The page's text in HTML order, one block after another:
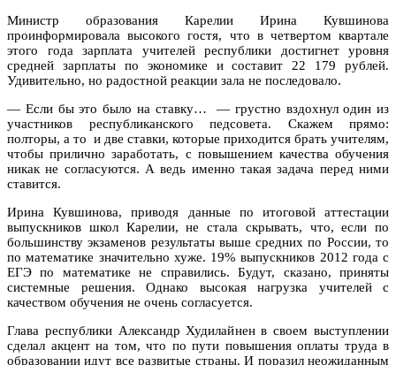
Министр образования Карелии Ирина Кувшинова
проинформировала высокого гостя, что в четвертом квартале
этого года зарплата учителей республики достигнет уровня
средней зарплаты по экономике и составит 22 179 рублей.
Удивительно, но радостной реакции зала не последовало.
— Если бы это было на ставку… — грустно вздохнул один из
участников республиканского педсовета. Скажем прямо:
полторы, а то и две ставки, которые приходится брать учителям,
чтобы прилично заработать, с повышением качества обучения
никак не согласуются. А ведь именно такая задача перед ними
ставится.
Ирина Кувшинова, приводя данные по итоговой аттестации
выпускников школ Карелии, не стала скрывать, что, если по
большинству экзаменов результаты выше средних по России, то
по математике значительно хуже. 19% выпускников 2012 года с
ЕГЭ по математике не справились. Будут, сказано, приняты
системные решения. Однако высокая нагрузка учителей с
качеством обучения не очень согласуется.
Глава республики Александр Худилайнен в своем выступлении
сделал акцент на том, что по пути повышения оплаты труда в
образовании идут все развитые страны. И поразил неожиданным